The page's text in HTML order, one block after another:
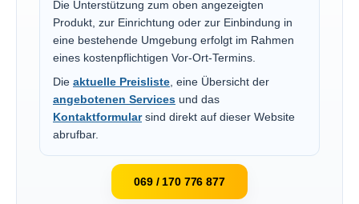
Die Unterstützung zum oben angezeigten
Produkt, zur Einrichtung oder zur Einbindung in
eine bestehende Umgebung erfolgt im Rahmen
eines kostenpflichtigen Vor-Ort-Termins.
Die aktuelle Preisliste, eine Übersicht der
angebotenen Services und das
Kontaktformularsind direkt auf dieser Website
abrufbar.
069 / 170 776 877